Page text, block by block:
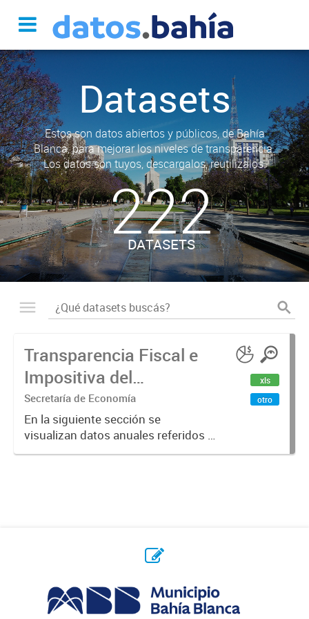
Datasets
Estos son datos abiertos y públicos, de Bahía
Blanca, para mejorar los niveles de transparencia.
Los datos son tuyos, descargalos, reutilizalos.
222
DATASETS
Transparencia Fiscal e
Impositiva del
Municipio. Año 2023
Secretaría de Economía
En la siguiente sección se
visualizan datos anuales referidos a
la transparencia fiscal e impositiva
xls
otro